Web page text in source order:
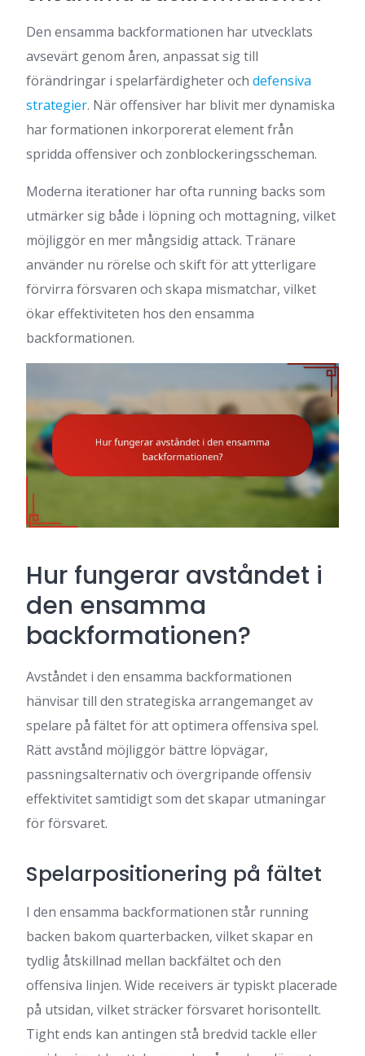
Den ensamma backformationen har utvecklats
avsevärt genom åren, anpassat sig till
förändringar i spelarfärdigheter och defensiva
strategier. När offensiver har blivit mer dynamiska
har formationen inkorporerat element från
spridda offensiver och zonblockeringsscheman.
Moderna iterationer har ofta running backs som
utmärker sig både i löpning och mottagning, vilket
möjliggör en mer mångsidig attack. Tränare
använder nu rörelse och skift för att ytterligare
förvirra försvaren och skapa mismatchar, vilket
ökar effektiviteten hos den ensamma
backformationen.
Hur fungerar avståndet i
den ensamma
backformationen?
Avståndet i den ensamma backformationen
hänvisar till den strategiska arrangemanget av
spelare på fältet för att optimera offensiva spel.
Rätt avstånd möjliggör bättre löpvägar,
passningsalternativ och övergripande offensiv
effektivitet samtidigt som det skapar utmaningar
för försvaret.
Spelarpositionering på fältet
I den ensamma backformationen står running
backen bakom quarterbacken, vilket skapar en
tydlig åtskillnad mellan backfältet och den
offensiva linjen. Wide receivers är typiskt placerade
på utsidan, vilket sträcker försvaret horisontellt.
Tight ends kan antingen stå bredvid tackle eller